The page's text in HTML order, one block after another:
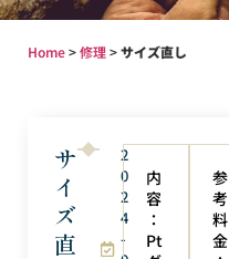
Home>修理>サイズ直し
サ
イ
ズ
直
2
0
2
4
-
内
容
：
Pt
参
考
料
金